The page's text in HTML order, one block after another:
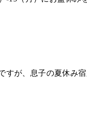
すが、息子の夏休み